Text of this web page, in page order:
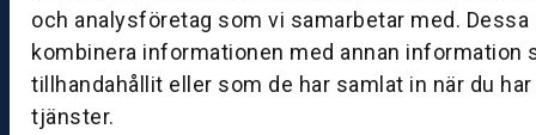
och analysföretag som vi samarbetar med. Dessa
kombinera informationen med annan information
tillhandahållit eller som de har samlat in när du
tjänster.
0
–
1
7: